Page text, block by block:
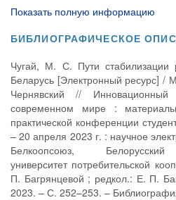
Показать полную информацию
БИБЛИОГРАФИЧЕСКОЕ
Чугай, М. С. Пути стабилизации
Беларусь [Электронный ресурс] /
Чернявский //
современном мире :
практической конференции
– 20 апреля 2023 г. : научное
Белкоопсоюз, Белорусский
университет потребительской
П. Багрянцевой ; редкол.: Е. П.
2023. – С. 252–253. –